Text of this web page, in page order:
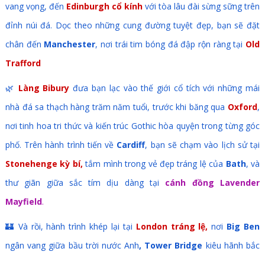
vang vọng, đến Edinburgh cổ kính với tòa lâu đài sừng sững trên
đỉnh núi đá. Dọc theo những cung đường tuyệt đẹp, bạn sẽ đặt
chân đến Manchester, nơi trái tim bóng đá đập rộn ràng tại Old
Trafford
🌿 Làng Bibury đưa bạn lạc vào thế giới cổ tích với những mái
nhà đá sa thạch hàng trăm năm tuổi, trước khi băng qua Oxford,
nơi tinh hoa tri thức và kiến trúc Gothic hòa quyện trong từng góc
phố. Trên hành trình tiến về Cardiff, bạn sẽ chạm vào lịch sử tại
Stonehenge kỳ bí, tắm mình trong vẻ đẹp tráng lệ của Bath, và
thư giãn giữa sắc tím dịu dàng tại cánh đồng Lavender
Mayfield.
🏰 Và rồi, hành trình khép lại tại London tráng lệ, nơi Big Ben
ngân vang giữa bầu trời nước Anh, Tower Bridge kiêu hãnh bắc